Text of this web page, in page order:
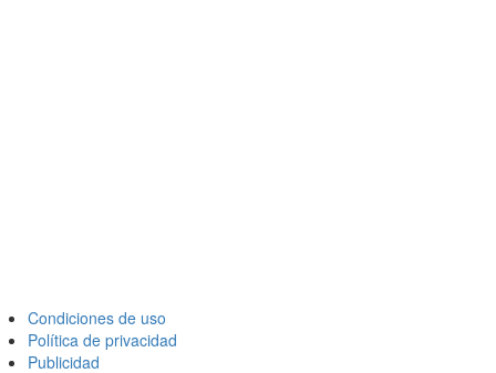
Condiciones de uso
Política de privacidad
Publicidad